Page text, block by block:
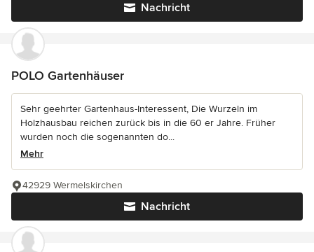
Nachricht
POLO Gartenhäuser
Sehr geehrter Gartenhaus-Interessent, Die Wurzeln im
Holzhausbau reichen zurück bis in die 60 er Jahre. Früher
wurden noch die sogenannten do...
Mehr
Nachricht
42929 Wermelskirchen